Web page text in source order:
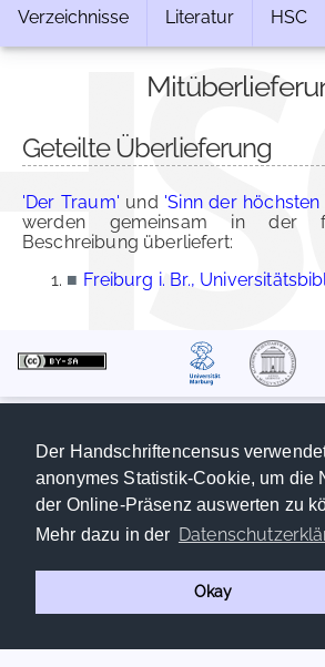
Der Handschriftencensus
anonymes Statistik-Cookie, um die
der Online-Präsenz auswerten zu
Mehr dazu in der
Okay
Verzeichnisse Literatur HSC
Geteilte Überlieferung
'Der Traum' und 'Sinn der
werden gemeinsam in der
Beschreibung überliefert:
■ Freiburg i. Br.,